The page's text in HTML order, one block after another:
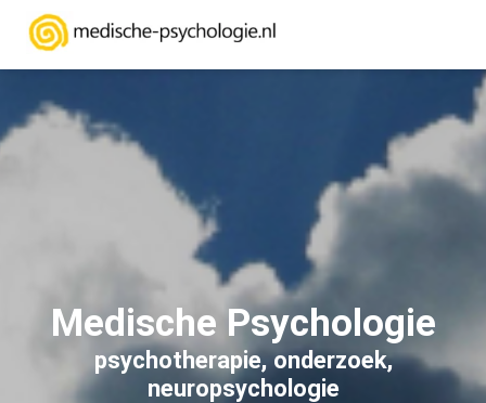
Medische Psychologie
psychotherapie, onderzoek,
neuropsychologie